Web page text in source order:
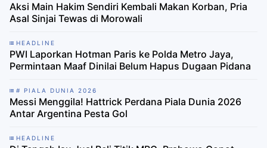
Aksi Main Hakim Sendiri Kembali Makan Korban, Pria
Asal Sinjai Tewas di Morowali
HEADLINE
PWI Laporkan Hotman Paris ke Polda Metro Jaya,
Permintaan Maaf Dinilai Belum Hapus Dugaan Pidana
# PIALA DUNIA 2026
Messi Menggila! Hattrick Perdana Piala Dunia 2026
Antar Argentina Pesta Gol
HEADLINE